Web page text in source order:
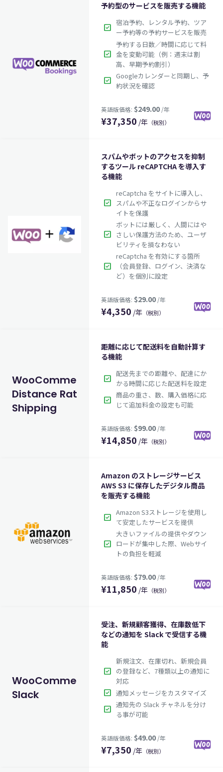
予約型のサービスを販売する機能
check_box 宿泊予約、レンタル予約、ツア
ー予約等の予約サービスを販売
check_box
予約する日数／時間に応じて料
金を変動可能（例：週末は割
高、早期予約割引）
check_box Googleカレンダーと同期し、予
約状況を確認
英語版価格:$249.00
¥37,350 /年 （税別）
スパムやボットのアクセスを抑制
するツール reCAPTCHA を導入す
る機能
check_box
reCaptcha をサイトに導入し、
スパムや不正なログインからサ
イトを保護
check_box
ボットには厳しく、人間にはや
さしい保護方法のため、ユーザ
ビリティを損なわない
check_box
reCaptcha を有効にする箇所
（会員登録、ログイン、決済な
ど）を個別に設定
英語版価格:$29.00 /年
¥4,350 /年 （税別）
WooCommerce
Distance Rate
Shipping
距離に応じて配送料を自動計算す
る機能
check_box 配送先までの距離や、配達にか
かる時間に応じた配送料を設定
check_box 商品の重さ、数、購入価格に応
じて追加料金の設定も可能
英語版価格: $99.00/年
¥14,850 /年 （税別）
Amazon のストレージサービス
AWS S3 に保存したデジタル商品
を販売する機能
check_box Amazon S3ストレージを使用し
て安定したサービスを提供
check_box
大きいファイルの提供やダウン
ロードが集中した際、Webサイ
トの負担を軽減
¥11,850 /年 （税別）
WooCommerce
Slack
受注、新規顧客獲得、在庫数低下
などの通知を Slack で受信する機
能
check_box
新規注文、在庫切れ、新規会員
の登録など、7種類以上の通知に
対応
check_box 通知メッセージをカスタマイズ
check_box 通知先の Slack チャネルを分け
る事が可能
¥7,350 /年 （税別）